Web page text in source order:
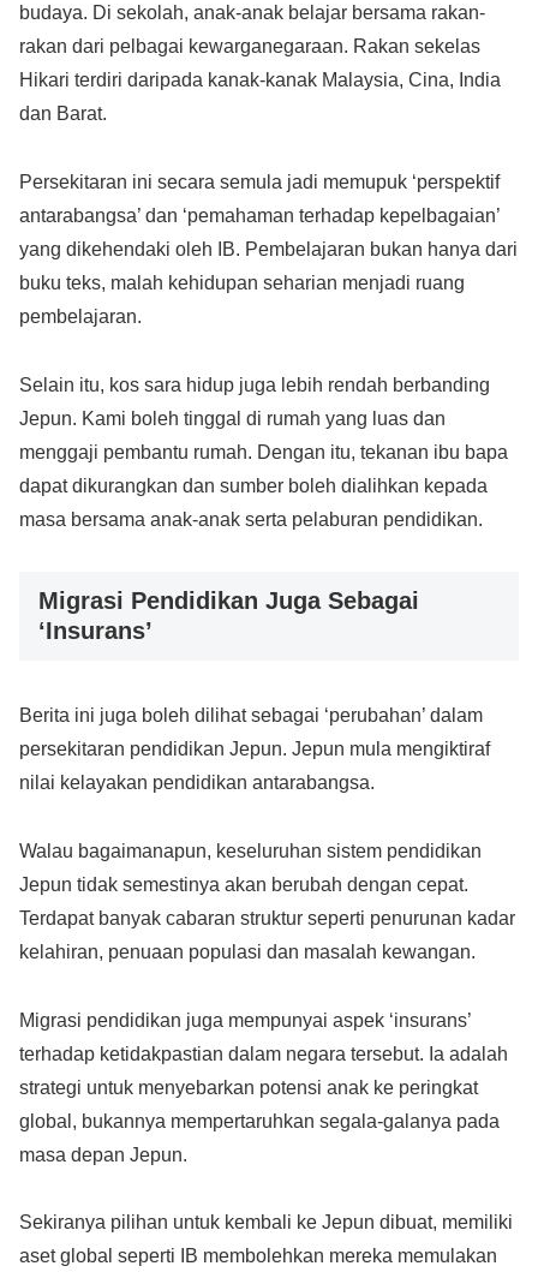
budaya. Di sekolah, anak-anak belajar bersama rakan-
rakan dari pelbagai kewarganegaraan. Rakan sekelas
Hikari terdiri daripada kanak-kanak Malaysia, Cina, India
dan Barat.
Persekitaran ini secara semula jadi memupuk ‘perspektif
antarabangsa’ dan ‘pemahaman terhadap kepelbagaian’
yang dikehendaki oleh IB. Pembelajaran bukan hanya dari
buku teks, malah kehidupan seharian menjadi ruang
pembelajaran.
Selain itu, kos sara hidup juga lebih rendah berbanding
Jepun. Kami boleh tinggal di rumah yang luas dan
menggaji pembantu rumah. Dengan itu, tekanan ibu bapa
dapat dikurangkan dan sumber boleh dialihkan kepada
masa bersama anak-anak serta pelaburan pendidikan.
Migrasi Pendidikan Juga Sebagai
‘Insurans’
Berita ini juga boleh dilihat sebagai ‘perubahan’ dalam
persekitaran pendidikan Jepun. Jepun mula mengiktiraf
nilai kelayakan pendidikan antarabangsa.
Walau bagaimanapun, keseluruhan sistem pendidikan
Jepun tidak semestinya akan berubah dengan cepat.
Terdapat banyak cabaran struktur seperti penurunan kadar
kelahiran, penuaan populasi dan masalah kewangan.
Migrasi pendidikan juga mempunyai aspek ‘insurans’
terhadap ketidakpastian dalam negara tersebut. Ia adalah
strategi untuk menyebarkan potensi anak ke peringkat
global, bukannya mempertaruhkan segala-galanya pada
masa depan Jepun.
Sekiranya pilihan untuk kembali ke Jepun dibuat, memiliki
aset global seperti IB membolehkan mereka memulakan